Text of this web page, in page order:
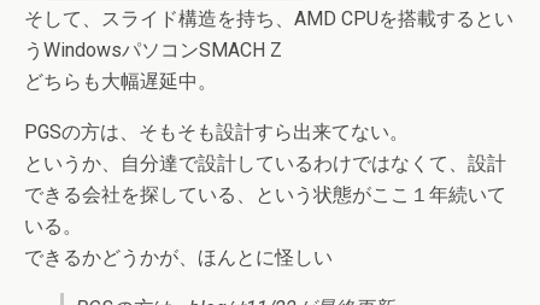
そして、スライド構造を持ち、AMD CPUを搭載するとい
うWindowsパソコンSMACH Z
どちらも大幅遅延中。
PGSの方は、そもそも設計すら出来てない。
というか、自分達で設計しているわけではなくて、設計
できる会社を探している、という状態がここ１年続いて
いる。
できるかどうかが、ほんとに怪しい